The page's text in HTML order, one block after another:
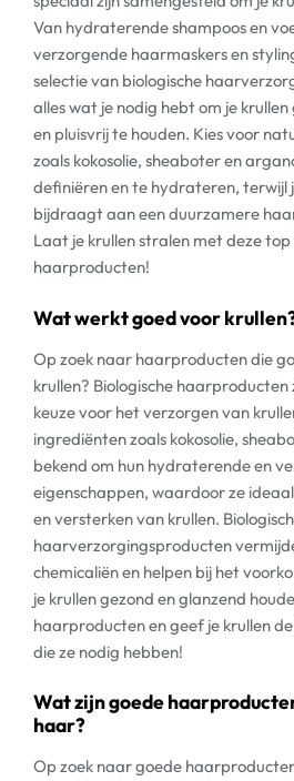
Van hydraterende shampoos en
verzorgende haarmaskers en
selectie van biologische
alles wat je nodig hebt om je
en pluisvrij te houden. Kies voor
zoals kokosolie, sheaboter en
definiëren en te hydrateren, terwijl
bijdraagt aan een duurzamere
Laat je krullen stralen met deze top
haarproducten!
Wat werkt goed voor
Op zoek naar haarproducten die
krullen? Biologische haarproducten
keuze voor het verzorgen van
ingrediënten zoals kokosolie,
bekend om hun hydraterende en
eigenschappen, waardoor ze
en versterken van krullen.
haarverzorgingsproducten
chemicaliën en helpen bij het
je krullen gezond en glanzend
haarproducten en geef je krullen
die ze nodig hebben!
Wat zijn goede
haar?
Op zoek naar goede